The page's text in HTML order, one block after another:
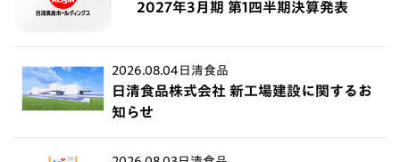
2027年3月期 第1四半期決算発表
2026.08.04 日清食品
日清食品株式会社 新工場建設に関するお
知らせ